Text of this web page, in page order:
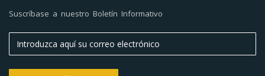
Suscríbase a nuestro Boletín Informativo